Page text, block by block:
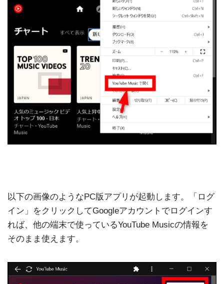
以下の画像のようなPC版アプリが起動します。「ログ
イン」をクリックしてGoogleアカウントでログインす
れば、他の端末で使っているYouTube Musicの情報を
そのまま使えます。